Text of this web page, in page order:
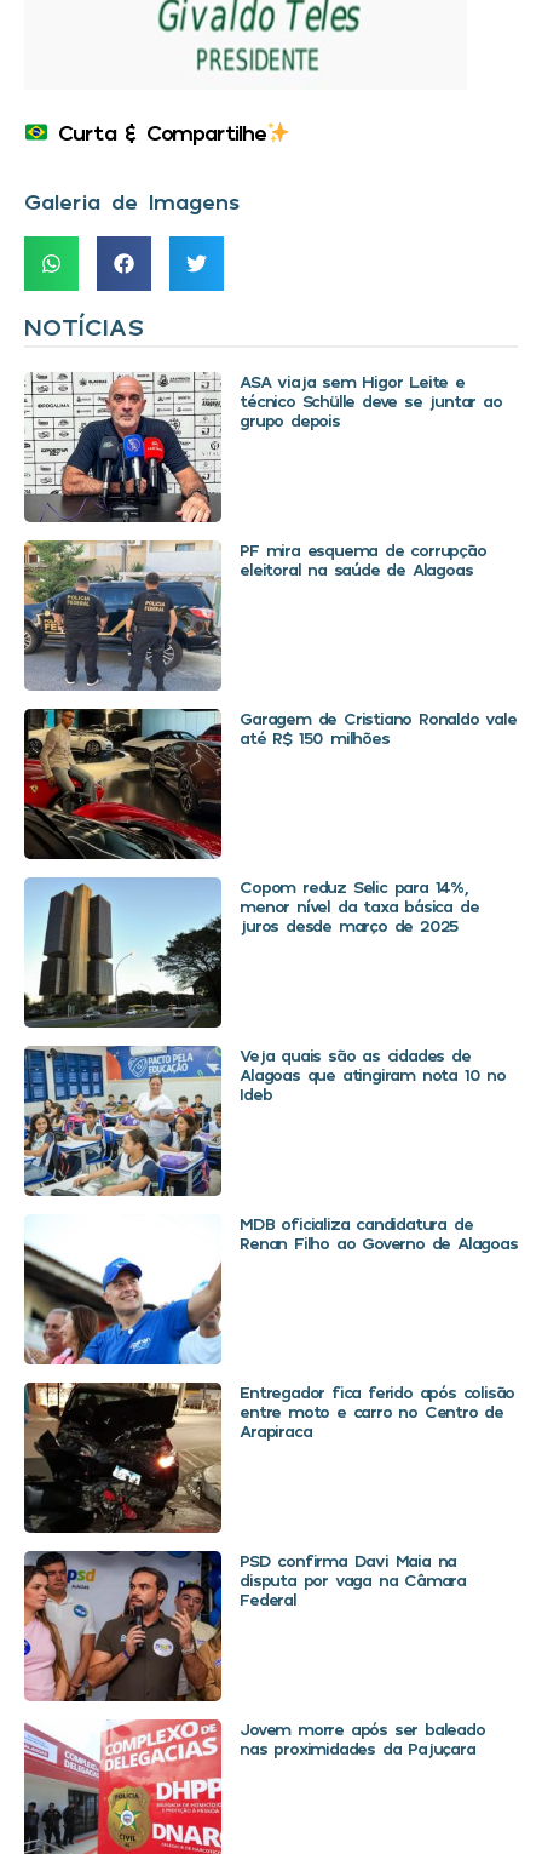
Curta & Compartilhe
Galeria de Imagens
NOTÍCIAS
ASA viaja sem Higor Leite e
técnico Schülle deve se juntar ao
grupo depois
PF mira esquema de corrupção
eleitoral na saúde de Alagoas
Garagem de Cristiano Ronaldo vale
até R$ 150 milhões
Copom reduz Selic para 14%,
menor nível da taxa básica de
juros desde março de 2025
Veja quais são as cidades de
Alagoas que atingiram nota 10 no
Ideb
MDB oficializa candidatura de
Renan Filho ao Governo de Alagoas
Entregador fica ferido após colisão
entre moto e carro no Centro de
Arapiraca
PSD confirma Davi Maia na
disputa por vaga na Câmara
Federal
Jovem morre após ser baleado
nas proximidades da Pajuçara